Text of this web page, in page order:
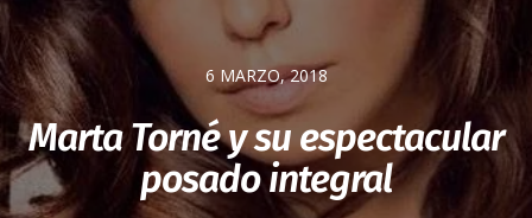
6 MARZO, 2018
Marta Torné y su espectacular
posado integral